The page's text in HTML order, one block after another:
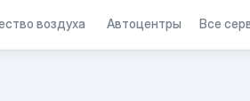
воздуха Автоцентры Все